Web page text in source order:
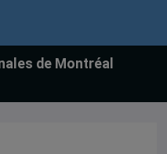
de Montréal